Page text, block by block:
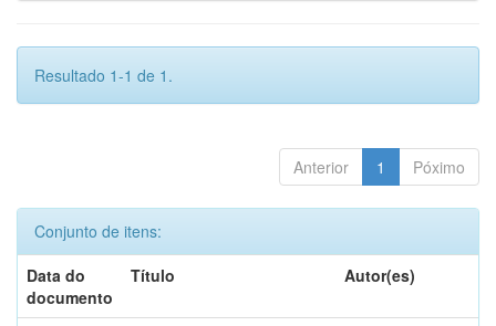
Resultado 1-1 de 1.
Anterior 1 Póximo
Conjunto de itens:
Data do
documento
Título Autor(es)